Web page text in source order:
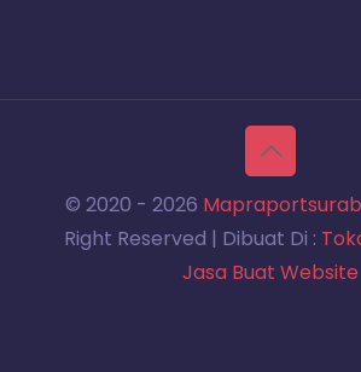
© 2020 - 2026
Right Reserved | Dibuat Di :
Jasa Buat Website